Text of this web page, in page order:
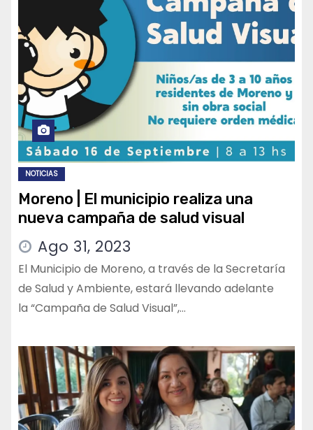
NOTICIAS
Moreno | El municipio realiza una
nueva campaña de salud visual
Ago 31, 2023
El Municipio de Moreno, a través de la Secretaría
de Salud y Ambiente, estará llevando adelante
la “Campaña de Salud Visual”,…